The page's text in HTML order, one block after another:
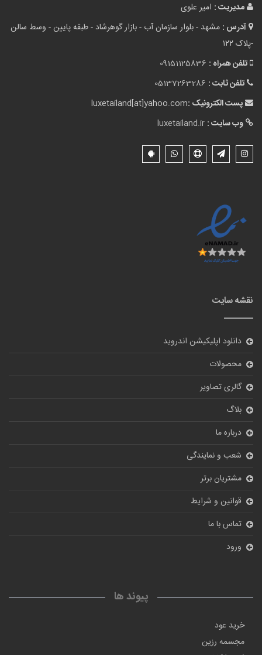
مدیریت : امیر علوی
آدرس : مشهد - بلوار سازمان آب - بازار گوهرشاد - طبقه پایین - وسط سالن
-پلاک ۱۲۲
تلفن همراه : 09151125836
تلفن ثابت : 05137263286
پست الکترونیک :luxetailand[at]yahoo.com
وب سایت : luxetailand.ir
نقشه سایت
دانلود اپلیکیشن اندروید
محصولات
گالری تصاویر
بلاگ
درباره ما
شعب و نمایندگی
مشتریان برتر
قوانین و شرایط
تماس با ما
ورود
پیوند ها
خرید عود
مجسمه رزین